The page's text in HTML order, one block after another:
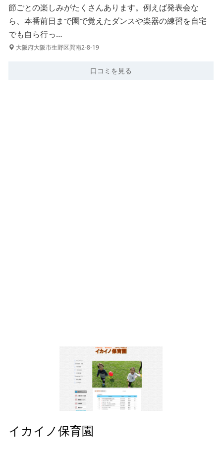
節ごとの楽しみがたくさんあります。例えば発表会な
ら、本番前日まで園で覚えたダンスや楽器の練習を自宅
でも自ら行っ…
大阪府大阪市生野区巽南2-8-19
口コミを見る
イカイノ保育園